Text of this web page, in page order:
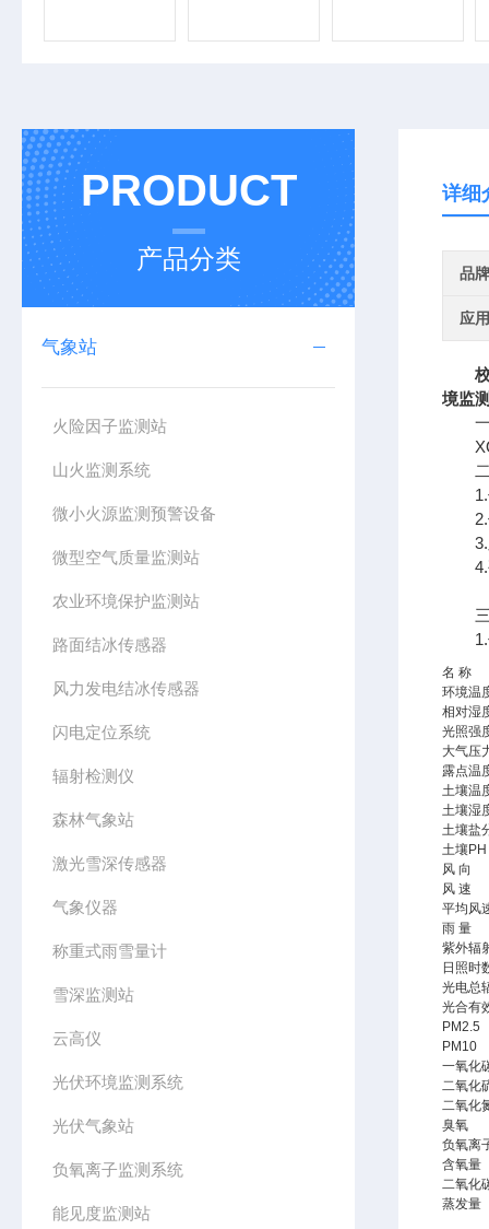
PRODUCT
产品分类
气象站
火险因子监测站
山火监测系统
微小火源监测预警设备
微型空气质量监测站
农业环境保护监测站
路面结冰传感器
风力发电结冰传感器
闪电定位系统
辐射检测仪
森林气象站
激光雪深传感器
气象仪器
称重式雨雪量计
雪深监测站
云高仪
光伏环境监测系统
光伏气象站
负氧离子监测系统
能见度监测站
详细
品牌
应
境监
一
XQ3
二
1.传
2.
3.显
4.硬
三
1.
名 称
环境温
相对湿
光照强
大气压
露点温
土壤温
土壤湿
土壤盐
土壤PH
风 向
风 速
平均风
雨 量
紫外辐
日照时
光电总
光合有
PM2.5
PM10
一氧化
二氧化
二氧化
臭氧
负氧离
含氧量
二氧化
蒸发量